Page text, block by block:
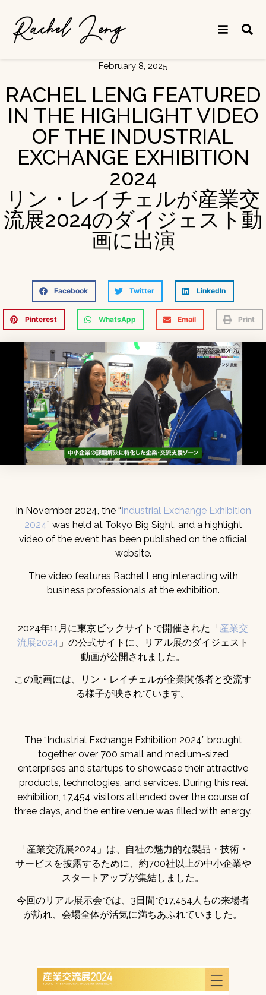
February 8, 2025
RACHEL LENG FEATURED
IN THE HIGHLIGHT VIDEO
OF THE INDUSTRIAL
EXCHANGE EXHIBITION
2024
リン・レイチェルが産業交
流展2024のダイジェスト動
画に出演
Facebook Twitter LinkedIn
Pinterest WhatsApp Email Print
In November 2024, the “Industrial Exchange Exhibition
2024” was held at Tokyo Big Sight, and a highlight
video of the event has been published on the official
website.
The video features Rachel Leng interacting with
business professionals at the exhibition.
2024年11月に東京ビックサイトで開催された「産業交
流展2024 」の公式サイトに、リアル展のダイジェスト
動画が公開されました。
この動画には、リン・レイチェルが企業関係者と交流す
る様子が映されています。
The “Industrial Exchange Exhibition 2024” brought
together over 700 small and medium-sized
enterprises and startups to showcase their attractive
products, technologies, and services. During this real
exhibition, 17,454 visitors attended over the course of
three days, and the entire venue was filled with energy.
「産業交流展2024」は、自社の魅力的な製品・技術・
サービスを披露するために、約700社以上の中小企業や
スタートアップが集結しました。
今回のリアル展示会では、3日間で17,454人もの来場者
が訪れ、会場全体が活気に満ちあふれていました。